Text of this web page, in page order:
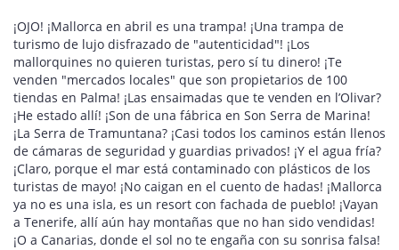
¡OJO! ¡Mallorca en abril es una trampa! ¡Una trampa de
turismo de lujo disfrazado de "autenticidad"! ¡Los
mallorquines no quieren turistas, pero sí tu dinero! ¡Te
venden "mercados locales" que son propietarios de 100
tiendas en Palma! ¡Las ensaimadas que te venden en l’Olivar?
¡He estado allí! ¡Son de una fábrica en Son Serra de Marina!
¡La Serra de Tramuntana? ¡Casi todos los caminos están llenos
de cámaras de seguridad y guardias privados! ¡Y el agua fría?
¡Claro, porque el mar está contaminado con plásticos de los
turistas de mayo! ¡No caigan en el cuento de hadas! ¡Mallorca
ya no es una isla, es un resort con fachada de pueblo! ¡Vayan
a Tenerife, allí aún hay montañas que no han sido vendidas!
¡O a Canarias, donde el sol no te engaña con su sonrisa falsa!